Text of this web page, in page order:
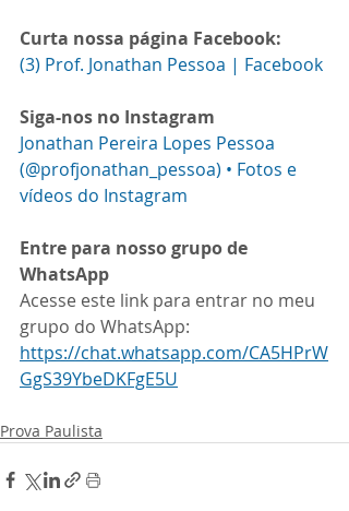
Curta nossa página Facebook:
(3) Prof. Jonathan Pessoa | Facebook
Siga-nos no Instagram
Jonathan Pereira Lopes Pessoa
(@profjonathan_pessoa) • Fotos e
vídeos do Instagram
Entre para nosso grupo de
WhatsApp
Acesse este link para entrar no meu
grupo do WhatsApp:
https://chat.whatsapp.com/CA5HPrW
GgS39YbeDKFgE5U
Prova Paulista